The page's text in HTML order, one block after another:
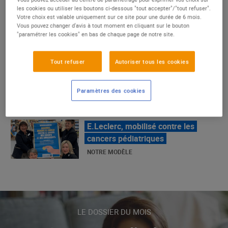
un succès
NOTRE MODÈLE
E.Leclerc, mobilisé contre les
cancers pédiatriques
LE MOUVEMENT E.LECLERC ET
SES COMBATS
NOTRE MODÈLE
« Repérage » - La nouvelle revue de
tendances de Marque Repère
ALIMENTATION DE QUALITÉ
LE DOSSIER DU MOIS
les cookies ou utiliser les boutons ci-dessous "tout accepter"/"tout refuser".
Votre choix est valable uniquement sur ce site pour une durée de 6 mois.
Vous pouvez changer d'avis à tout moment en cliquant sur le bouton
"paramétrer les cookies" en bas de chaque page de notre site.
Tout refuser Autoriser tous les cookies
Paramètres des cookies